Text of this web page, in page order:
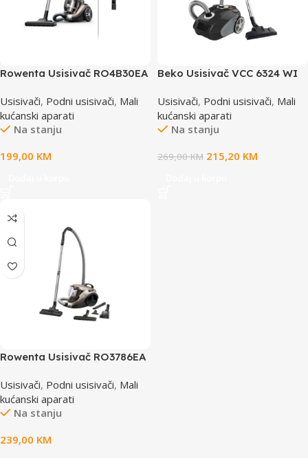
Rowenta Usisivač RO4B30EA
Usisivači, Podni usisivači, Mali
kućanski aparati
Na stanju
199,00 KM
Beko Usisivač VCC 6324 WI
Usisivači, Podni usisivači, Mali
kućanski aparati
Na stanju
269,00KM 215,20 KM
Rowenta Usisivač RO3786EA
Usisivači, Podni usisivači, Mali
kućanski aparati
Na stanju
239,00 KM